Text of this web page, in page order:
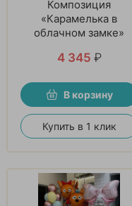
Композиция
«Карамелька в
облачном замке»
4 345 ₽
В корзину
Купить в 1 клик